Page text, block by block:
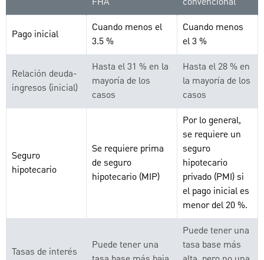
Pago inicial
Cuando menos el
3.5 %
Cuando menos
el 3 %
Relación deuda-
ingresos (inicial)
Hasta el 31 % en la
mayoría de los
casos
Hasta el 28 % en
la mayoría de los
casos
Seguro
hipotecario
Se requiere prima
de seguro
hipotecario (MIP)
Por lo general,
se requiere un
seguro
hipotecario
privado (PMI) si
el pago inicial es
menor del 20 %.
Tasas de interés
Puede tener una
Puede tener una
tasa base más